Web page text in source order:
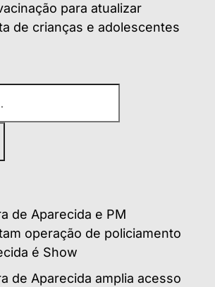
para atualizar
de crianças e adolescentes
de Aparecida e PM
operação de policiamento
é Show
de Aparecida amplia acesso